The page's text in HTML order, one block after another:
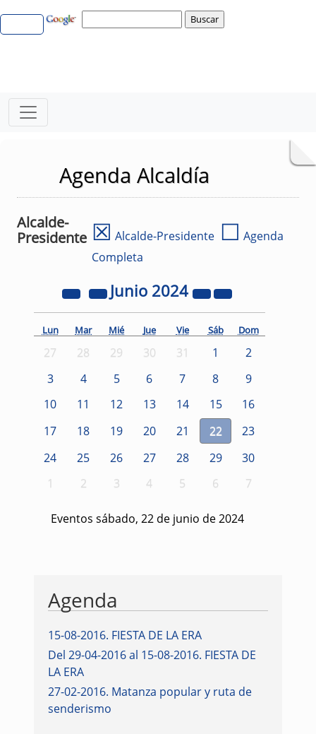
Agenda Alcaldía
Alcalde-
Presidente ☒ Alcalde-Presidente ☐ Agenda
Completa
Junio 2024
Lun Mar Mié Jue Vie Sáb Dom
27 28 29 30 31 1
2
3
4 5 6 7 8
9
10
11 12 13 14 15
16
17
18 19 20 21 22
23
24
25 26 27 28 29
30
1
2 3 4 5 6 7
Eventos sábado, 22 de junio de 2024
Agenda
15-08-2016. FIESTA DE LA ERA
Del 29-04-2016 al 15-08-2016. FIESTA DE
LA ERA
27-02-2016. Matanza popular y ruta de
senderismo